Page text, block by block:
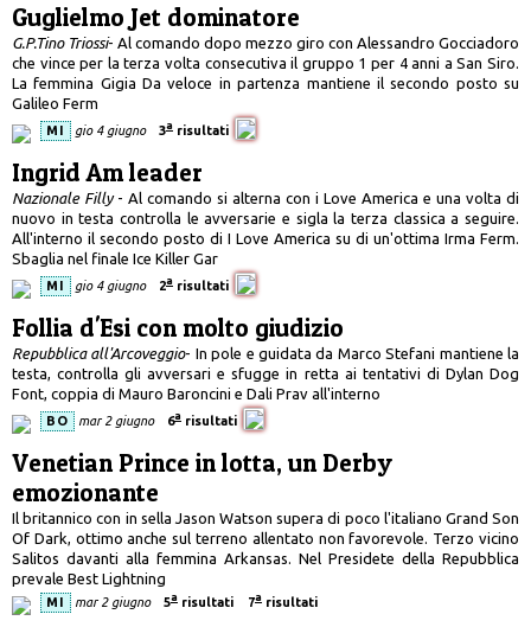
Guglielmo Jet dominatore
G.P.Tino Triossi- Al comando dopo mezzo giro con Alessandro Gocciadoro
che vince per la terza volta consecutiva il gruppo 1 per 4 anni a San Siro.
La femmina Gigia Da veloce in partenza mantiene il secondo posto su
Galileo Ferm
MI gio 4 giugno 3a risultati
Ingrid Am leader
Nazionale Filly- Al comando si alterna con i Love America e una volta di
nuovo in testa controlla le avversarie e sigla la terza classica a seguire.
All'interno il secondo posto di I Love America su di un'ottima Irma Ferm.
Sbaglia nel finale Ice Killer Gar
MI gio 4 giugno 2a risultati
Follia d'Esi con molto giudizio
Repubblica all'Arcoveggio- In pole e guidata da Marco Stefani mantiene la
testa, controlla gli avversari e sfugge in retta ai tentativi di Dylan Dog
Font, coppia di Mauro Baroncini e Dali Prav all'interno
BO mar 2 giugno 6a risultati
Venetian Prince in lotta, un Derby
emozionante
Il britannico con in sella Jason Watson supera di poco l'italiano Grand Son
Of Dark, ottimo anche sul terreno allentato non favorevole. Terzo vicino
Salitos davanti alla femmina Arkansas. Nel Presidete della Repubblica
prevale Best Lightning
MI mar 2 giugno 5a risultati 7a risultati